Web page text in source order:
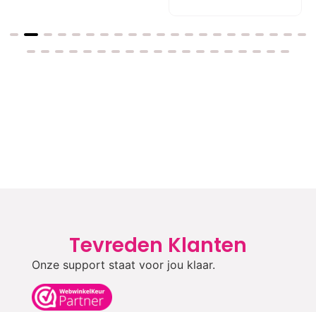
Tevreden Klanten
Onze support staat voor jou klaar.